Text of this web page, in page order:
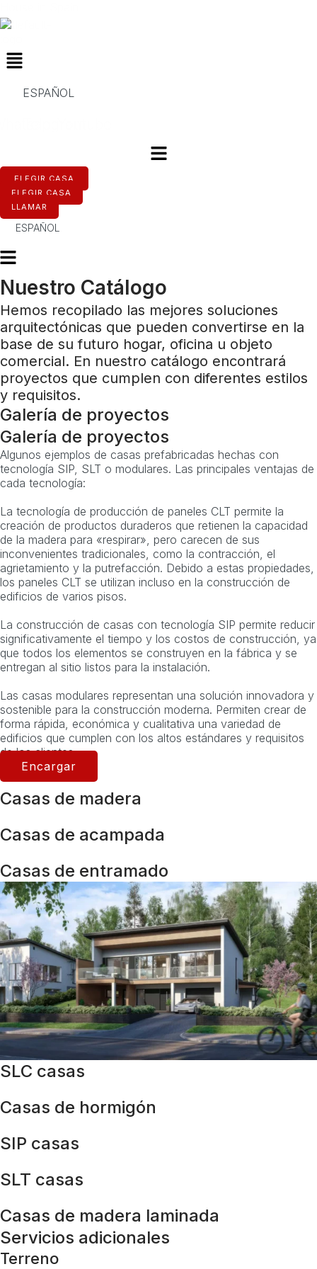
al
Menú
ESPAÑOL
ELEGIR CASA
ELEGIR CASA
LLAMAR
ESPAÑOL
Nuestro Catálogo
Hemos recopilado las mejores soluciones
arquitectónicas que pueden convertirse en la
base de su futuro hogar, oficina u objeto
comercial. En nuestro catálogo encontrará
proyectos que cumplen con diferentes estilos
y requisitos.
Galería de proyectos
Galería de proyectos
Algunos ejemplos de casas prefabricadas hechas con
tecnología SIP, SLT o modulares. Las principales ventajas de
cada tecnología:
La tecnología de producción de paneles CLT permite la
creación de productos duraderos que retienen la capacidad
de la madera para «respirar», pero carecen de sus
inconvenientes tradicionales, como la contracción, el
agrietamiento y la putrefacción. Debido a estas propiedades,
los paneles CLT se utilizan incluso en la construcción de
edificios de varios pisos.
La construcción de casas con tecnología SIP permite reducir
significativamente el tiempo y los costos de construcción, ya
que todos los elementos se construyen en la fábrica y se
entregan al sitio listos para la instalación.
Las casas modulares representan una solución innovadora y
sostenible para la construcción moderna. Permiten crear de
forma rápida, económica y cualitativa una variedad de
edificios que cumplen con los altos estándares y requisitos
de los clientes.
Encargar
Casas de madera
Casas de acampada
Casas de entramado
SLC casas
Casas de hormigón
SIP casas
SLT casas
Casas de madera laminada
Servicios adicionales
Terreno